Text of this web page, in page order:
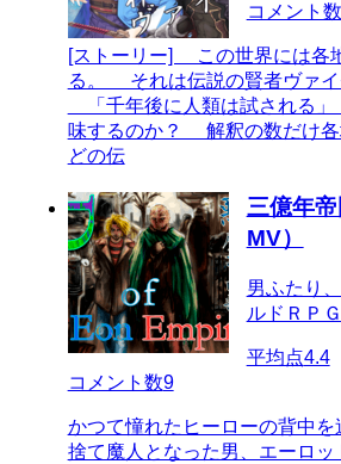
コメント数
[ストーリー] この世界には各
る。 それは伝説の賢者ヴァイ
「千年後に人類は試される
味するのか？ 解釈の数だけ各
どの伝
三億年
MV）
男ふたり
ルドＲＰＧ
平均点4.4
コメント数9
かつて憧れたヒーローの背中
捨て魔人となった男、エーロ